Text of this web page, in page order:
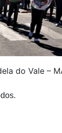
do Vale –